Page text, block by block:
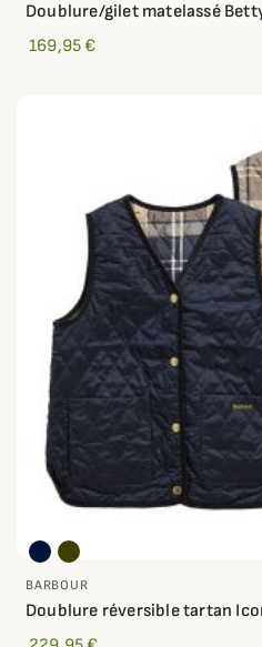
Doublure/gilet matelassé
169,95 €
BARBOUR
Doublure réversible tartan